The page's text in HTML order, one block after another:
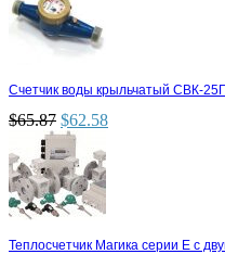
Счетчик воды крыльчатый СВК-
$65.87 $62.58
Теплосчетчик Магика серии Е с